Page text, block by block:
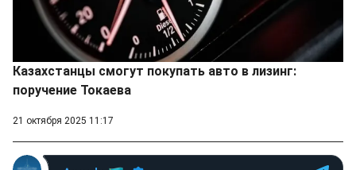
Казахстанцы смогут покупать авто в лизинг:
поручение Токаева
21 октября 2025 11:17